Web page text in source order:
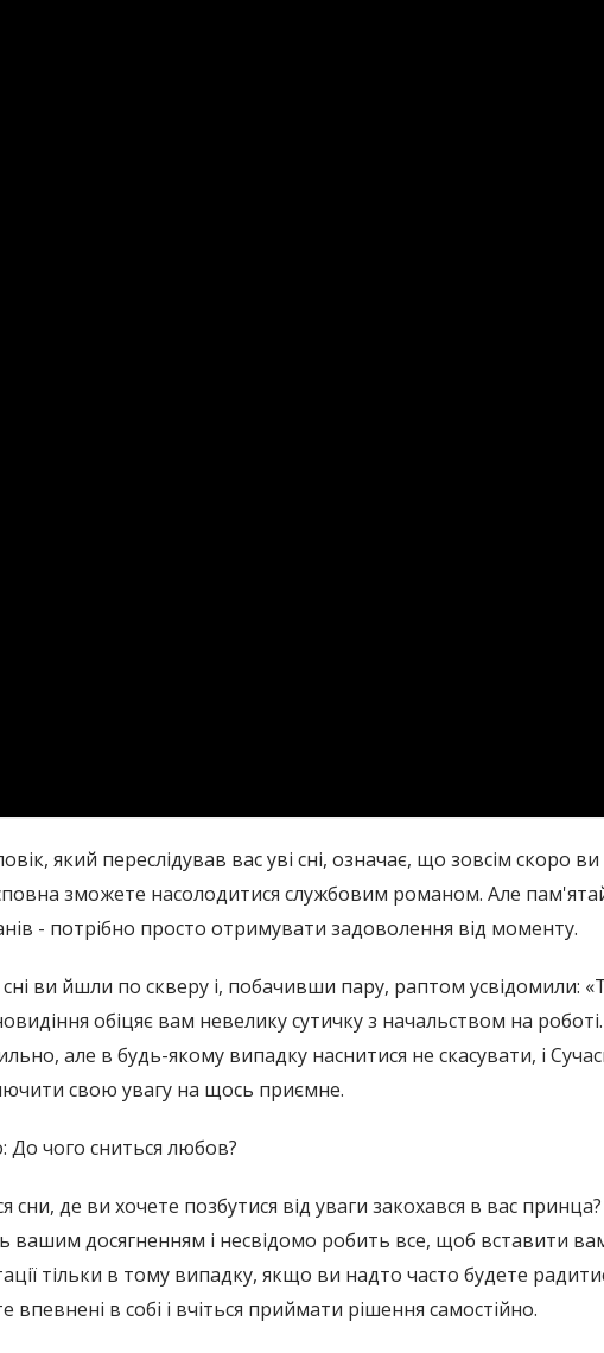
який переслідував вас уві сні, означає, що зовсім скоро
зможете насолодитися службовим романом. Але
- потрібно просто отримувати задоволення від моменту.
сні ви йшли по скверу і, побачивши пару, раптом усвідомили:
обіцяє вам невелику сутичку з начальством на
але в будь-якому випадку наснитися не скасувати, і
свою увагу на щось приємне.
До чого сниться любов?
сни, де ви хочете позбутися від уваги закохався в вас
досягненням і несвідомо робить все, щоб вставити
тільки в тому випадку, якщо ви надто часто будете
в собі і вчіться приймати рішення самостійно.